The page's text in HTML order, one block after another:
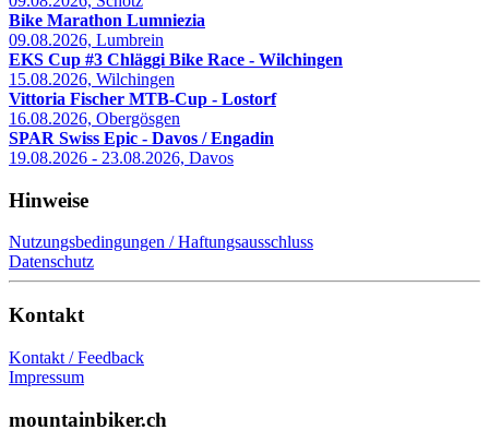
Bike Marathon Lumniezia
09.08.2026, Lumbrein
EKS Cup #3 Chläggi Bike Race - Wilchingen
15.08.2026, Wilchingen
Vittoria Fischer MTB-Cup - Lostorf
16.08.2026, Obergösgen
SPAR Swiss Epic - Davos / Engadin
19.08.2026 - 23.08.2026, Davos
Hinweise
Nutzungsbedingungen / Haftungsausschluss
Datenschutz
Kontakt
Kontakt / Feedback
Impressum
mountainbiker.ch